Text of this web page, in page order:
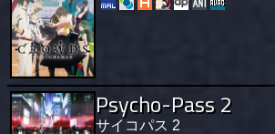
Psycho-Pass 2
サイコパス 2